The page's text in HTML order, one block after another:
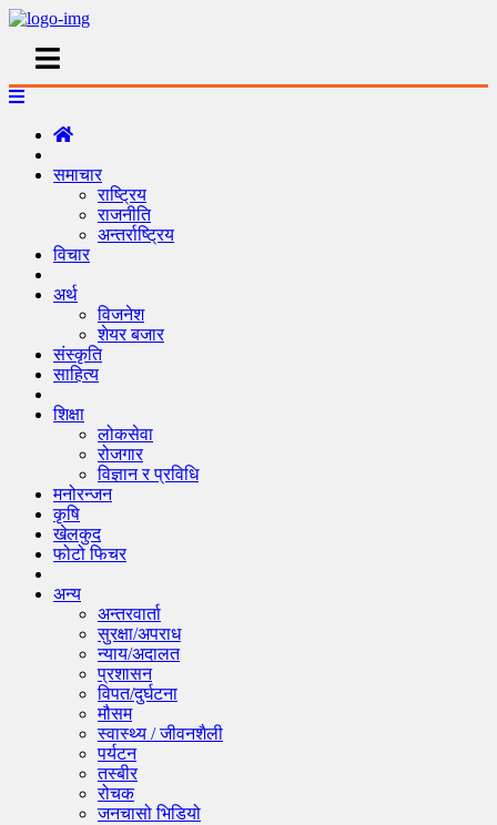
समाचार
राष्ट्रिय
राजनीति
अन्तर्राष्ट्रिय
विचार
अर्थ
विजनेश
शेयर बजार
संस्कृति
साहित्य
शिक्षा
लोकसेवा
रोजगार
विज्ञान र प्रविधि
मनोरन्जन
कृषि
खेलकुद
फोटो फिचर
अन्य
अन्तरवार्ता
सुरक्षा/अपराध
न्याय/अदालत
प्रशासन
विपत/दुर्घटना
मौसम
स्वास्थ्य / जीवनशैली
पर्यटन
तस्बीर
रोचक
जनचासो भिडियो